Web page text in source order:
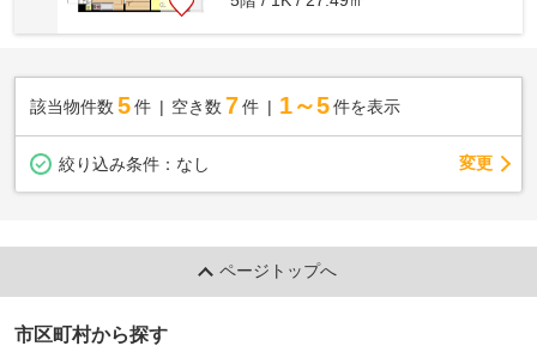
該当物件数 5件 空き数 7 件 1～5 件を表示
絞り込み条件： なし 変更
ページトップへ
市区町村から探す